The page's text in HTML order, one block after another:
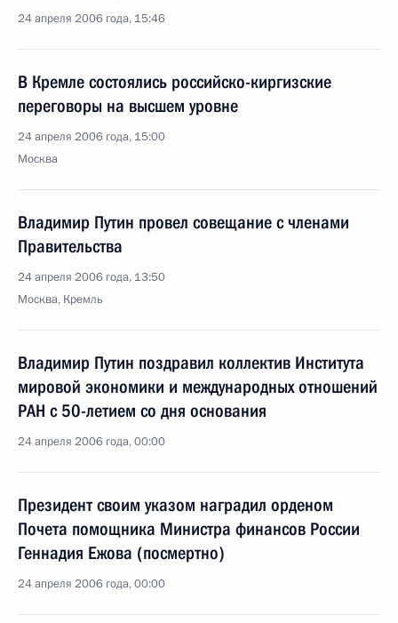
24 апреля 2006 года, 15:46
В Кремле состоялись российско-киргизские
переговоры на высшем уровне
24 апреля 2006 года, 15:00
Москва
Владимир Путин провел совещание с членами
Правительства
24 апреля 2006 года, 13:50
Москва, Кремль
Владимир Путин поздравил коллектив Института
мировой экономики и международных отношений
РАН с 50-летием со дня основания
24 апреля 2006 года, 00:00
Президент своим указом наградил орденом
Почета помощника Министра финансов России
Геннадия Ежова (посмертно)
24 апреля 2006 года, 00:00